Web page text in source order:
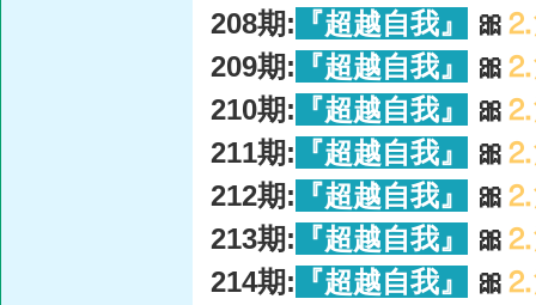
208期: 『超越自我』 🎀 ⒉
209期: 『超越自我』 🎀 ⒉
210期: 『超越自我』 🎀 ⒉
211期: 『超越自我』 🎀 ⒉
212期: 『超越自我』 🎀 ⒉
213期: 『超越自我』 🎀 ⒉
214期: 『超越自我』 🎀 ⒉